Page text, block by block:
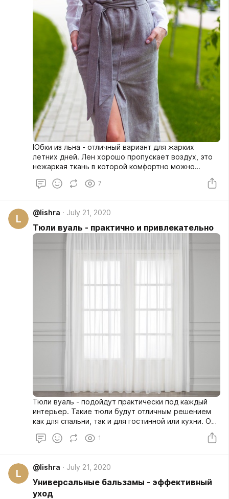
Юбки из льна - отличный вариант для жарких
летних дней. Лен хорошо пропускает воздух, это
нежаркая ткань в которой комфортно можно
стирок, поэтому юбка из льна может служить
7
L
@lishra July 21, 2020
Тюли вуаль - практично и привлекательно
Тюли вуаль - подойдут практически под каждый
интерьер. Такие тюли будут отличным решением
как для спальни, так и для гостинной или кухни. Они
стирать. Такие тюли будут служить верой и
1
L
@lishra July 21, 2020
Универсальные бальзамы - эффективный
уход